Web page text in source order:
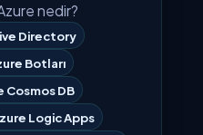
nedir?
Directory
Botları
Cosmos DB
Logic Apps